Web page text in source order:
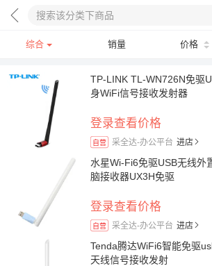
综合 销量 价格
TP-LINK TL-WN726N免驱
身WiFi信号接收发射器
登录查看价格
自营 采全达-办公平台 进店
水星Wi-Fi6免驱USB无线外
脑接收器UX3H免驱
登录查看价格
自营 采全达-办公平台 进店
Tenda腾达WiFi6智能免驱
天线信号接收发射